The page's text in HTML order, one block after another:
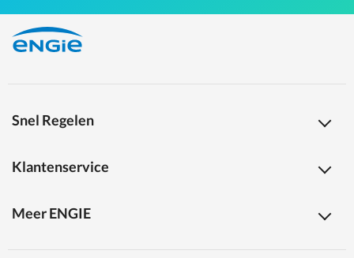
Snel Regelen
Klantenservice
Meer ENGIE